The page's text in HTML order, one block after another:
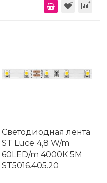
Светодиодная лента
ST Luce 4,8 W/m
60LED/m 4000К 5M
ST5016.405.20